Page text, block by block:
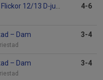
Flickor 12/13 D-junior 4-6
– Dam 3-4
– Dam 3-4